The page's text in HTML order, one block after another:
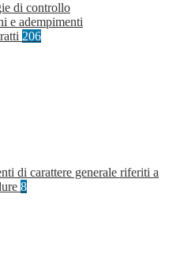
di controllo
e adempimenti
206
di carattere generale riferiti a
8